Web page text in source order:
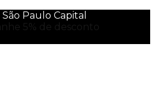
Paulo Capital
5% de desconto